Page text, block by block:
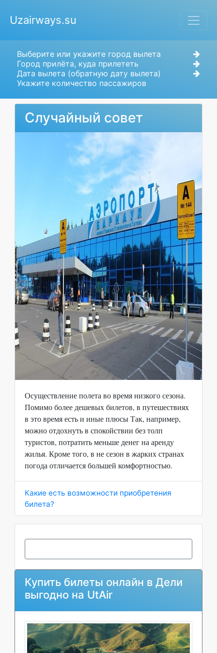
Uzairways.su
Выберите или укажите город вылета
Город прилёта, куда прилететь
Дата вылета (обратную дату вылета)
Укажите количество пассажиров
Случайный совет
Осуществление полета во время низкого сезона.
Помимо более дешевых билетов, в путешествиях
в это время есть и иные плюсы Так, например,
можно отдохнуть в спокойствии без толп
туристов, потратить меньше денег на аренду
жилья. Кроме того, в не сезон в жарких странах
погода отличается большей комфортностью.
Какие есть возможности приобретения
билета?
Купить билеты онлайн в Дели
выгодно на UtAir